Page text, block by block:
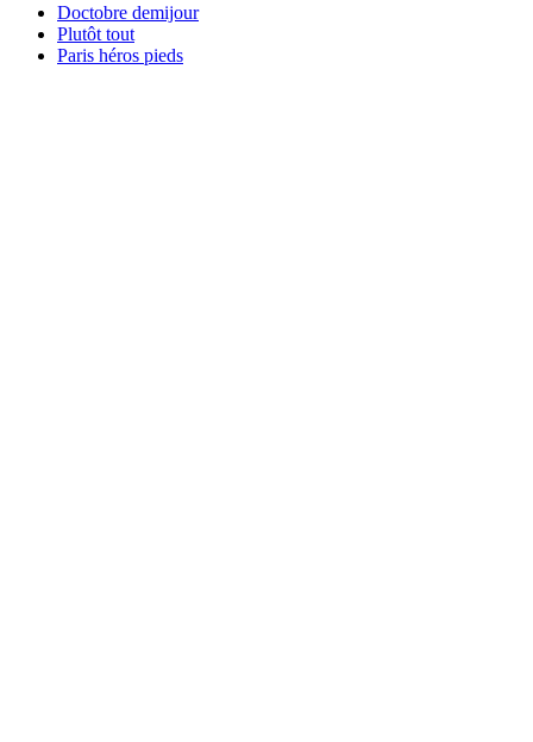
Doctobre demijour
Plutôt tout
Paris héros pieds